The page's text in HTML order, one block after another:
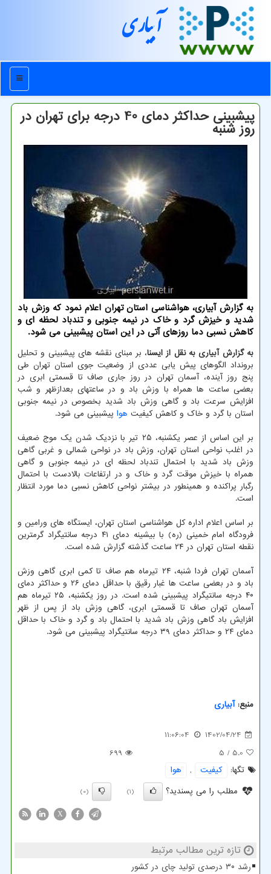
آبیاری
منو
پیشبینی حداکثر دمای 40 درجه برای تهران در
روز شنبه
به گزارش آبیاری، هواشناسی استان تهران اعلام نمود که وزش باد
شدید و خیزش گرد و خاک در نیمه جنوبی و تندباد لحظه ای و
کاهش نسبی دما روزهای آتی در این استان پیشبینی می شود.
به گزارش آبیاری به نقل از ایسنا، بر مبنای نقشه های پیشبینی و تحلیل
برونداد الگوهای پیش یابی عددی از وضعیت جوی استان تهران طی
پنج روز آینده، آسمان تهران در روز جاری صاف تا قسمتی ابری در
بعضی ساعت ها همراه با وزش باد و در ساعتهای بعدازظهر و شب
افزایش سرعت باد و گاهی وزش باد شدید بخصوص در نیمه جنوبی
استان با گرد و خاک و کاهش کیفیت هوا پیشبینی می شود.
بر این اساس از عصر یکشنبه، ۲۵ تیر با نزدیک شدن یک موج ضعیف
در اغلب نواحی استان تهران، وزش باد در نواحی شمالی و غربی گاهی
وزش باد شدید با احتمال تندباد لحظه ای در نیمه جنوبی و گاهی
همراه با خیزش موقت گرد و خاک و در ارتفاعات بالادست با احتمال
رگبار پراکنده و همینطور در بیشتر نواحی کاهش نسبی دما مورد انتظار
است.
بر اساس اعلام اداره کل هواشناسی استان تهران، ایستگاه های ورامین و
فرودگاه امام خمینی (ره) با بیشینه دمای ۴۱ درجه سانتیگراد گرمترین
نقطه استان تهران در ۲۴ ساعت گذشته گزارش شده است.
آسمان تهران فردا شنبه، ۲۴ تیرماه هم صاف تا کمی ابری گاهی وزش
باد و در بعضی ساعت ها غبار رقیق با حداقل دمای ۲۶ و حداکثر دمای
۴۰ درجه سانتیگراد پیشبینی شده است. در روز یکشنبه، ۲۵ تیرماه هم
آسمان تهران صاف تا قسمتی ابری، گاهی وزش باد از پس از ظهر
افزایش باد گاهی وزش باد شدید با احتمال باد و گرد و خاک با حداقل
دمای ۲۴ و حداکثر دمای ۳۹ درجه سانتیگراد پیشبینی می شود.
منبع:آبیاری
1402/04/24
11:06:04
5.0
/ 5
699
تگها:
كیفیت ,
هوا
مطلب را می پسندید؟
(1)
(0)
X
تازه ترین مطالب مرتبط
رشد ۳۰ درصدی تولید چای در کشور